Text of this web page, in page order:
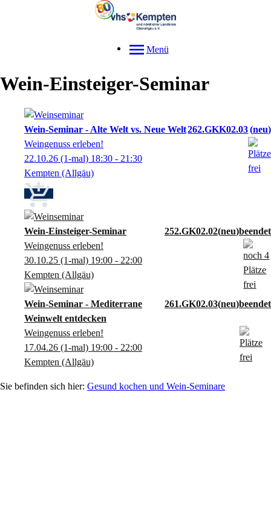
Menü
Wein-Einsteiger-Seminar
Wein-Einsteiger-Seminar 252.GK02.02 neu
Weingenuss erleben!
30.10.25 (1-mal) 19:00 - 22:00
Kempten (Allgäu)
Wein-Seminar - Mediterrane
Weinwelt entdecken
261.GK02.03 neu
Weingenuss erleben!
17.04.26 (1-mal) 19:00 - 22:00
Kempten (Allgäu)
Wein-Seminar - Alte Welt vs. Neue Welt262.GKK02.03 neu
Weingenuss erleben!
22.10.26 (1-mal) 18:30 - 21:30
Kempten (Allgäu)
Gesund kochen und Wein-Seminare